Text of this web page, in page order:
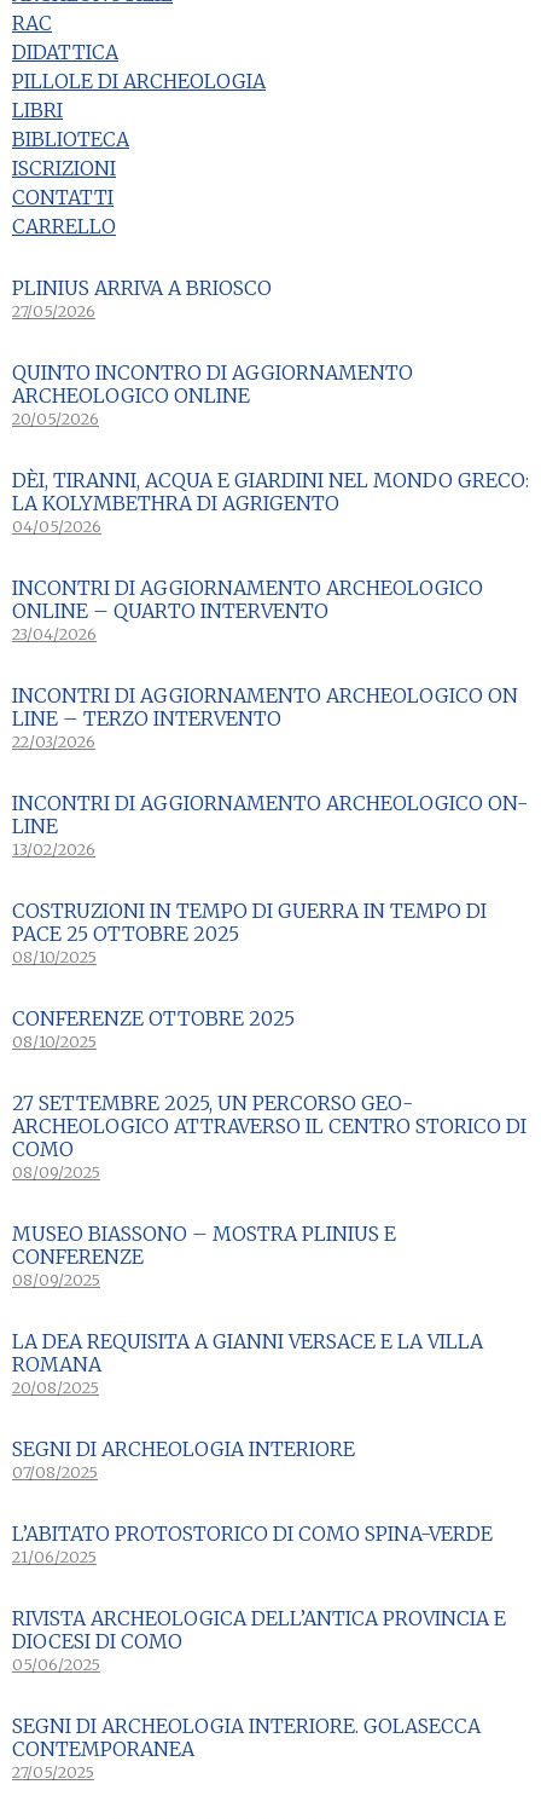
RAC
DIDATTICA
PILLOLE DI ARCHEOLOGIA
LIBRI
BIBLIOTECA
ISCRIZIONI
CONTATTI
CARRELLO
PLINIUS ARRIVA A BRIOSCO
27/05/2026
QUINTO INCONTRO DI AGGIORNAMENTO
ARCHEOLOGICO ONLINE
20/05/2026
DÈI, TIRANNI, ACQUA E GIARDINI NEL MONDO GRECO:
LA KOLYMBETHRA DI AGRIGENTO
04/05/2026
INCONTRI DI AGGIORNAMENTO ARCHEOLOGICO
ONLINE – QUARTO INTERVENTO
23/04/2026
INCONTRI DI AGGIORNAMENTO ARCHEOLOGICO ON
LINE – TERZO INTERVENTO
22/03/2026
INCONTRI DI AGGIORNAMENTO ARCHEOLOGICO ON-
LINE
13/02/2026
COSTRUZIONI IN TEMPO DI GUERRA IN TEMPO DI
PACE 25 OTTOBRE 2025
08/10/2025
CONFERENZE OTTOBRE 2025
08/10/2025
27 SETTEMBRE 2025, UN PERCORSO GEO-
ARCHEOLOGICO ATTRAVERSO IL CENTRO STORICO DI
COMO
08/09/2025
MUSEO BIASSONO – MOSTRA PLINIUS E
CONFERENZE
08/09/2025
LA DEA REQUISITA A GIANNI VERSACE E LA VILLA
ROMANA
20/08/2025
SEGNI DI ARCHEOLOGIA INTERIORE
07/08/2025
L’ABITATO PROTOSTORICO DI COMO SPINA-VERDE
21/06/2025
RIVISTA ARCHEOLOGICA DELL’ANTICA PROVINCIA E
DIOCESI DI COMO
05/06/2025
SEGNI DI ARCHEOLOGIA INTERIORE. GOLASECCA
CONTEMPORANEA
27/05/2025